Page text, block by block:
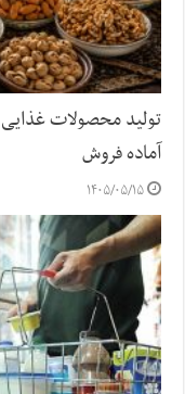
تولید محصولات
آماده فروش
۱۴۰۵/۰۵/۱۵